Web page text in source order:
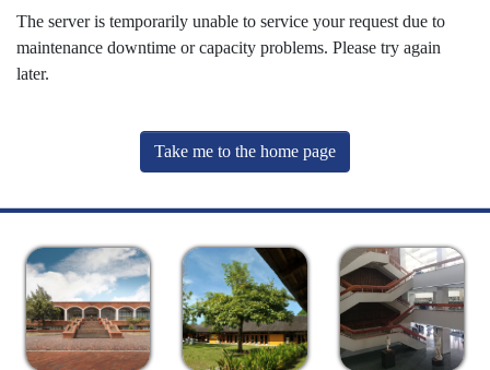
The server is temporarily unable to service your request due to
maintenance downtime or capacity problems. Please try again
later.
Take me to the home page